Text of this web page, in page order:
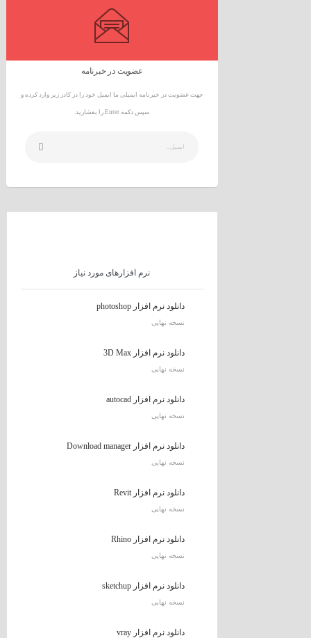
عضویت در خبرنامه
جهت عضویت در خبرنامه ایمیلی ما ایمیل خود را در کادر زیر وارد کرده و
سپس دکمه Enter را بفشارید.
نرم افزارهای مورد نیاز
دانلود نرم افزار photoshop
نسخه نهایی
دانلود نرم افزار 3D Max
نسخه نهایی
دانلود نرم افزار autocad
نسخه نهایی
دانلود نرم افزار Download manager
نسخه نهایی
دانلود نرم افزار Revit
نسخه نهایی
دانلود نرم افزار Rhino
نسخه نهایی
دانلود نرم افزار sketchup
نسخه نهایی
دانلود نرم افزار vray